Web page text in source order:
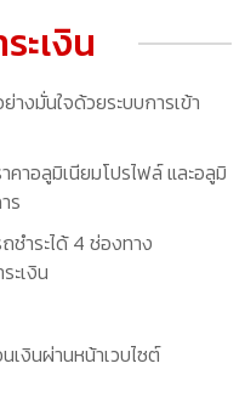
ะเงิน
งมั่นใจด้วยระบบการเข้า
าอลูมิเนียมโปรไฟล์ และอลูมิ
ร
ชำระได้ 4 ช่องทาง
ะเงิน
เงินผ่านหน้าเวบไซต์